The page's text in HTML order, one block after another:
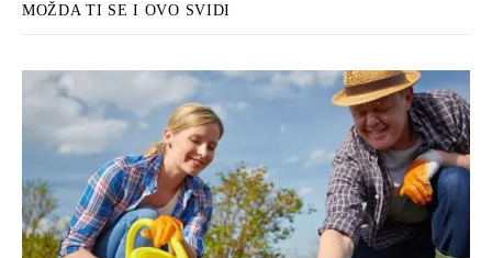
MOŽDA TI SE I OVO SVIDI